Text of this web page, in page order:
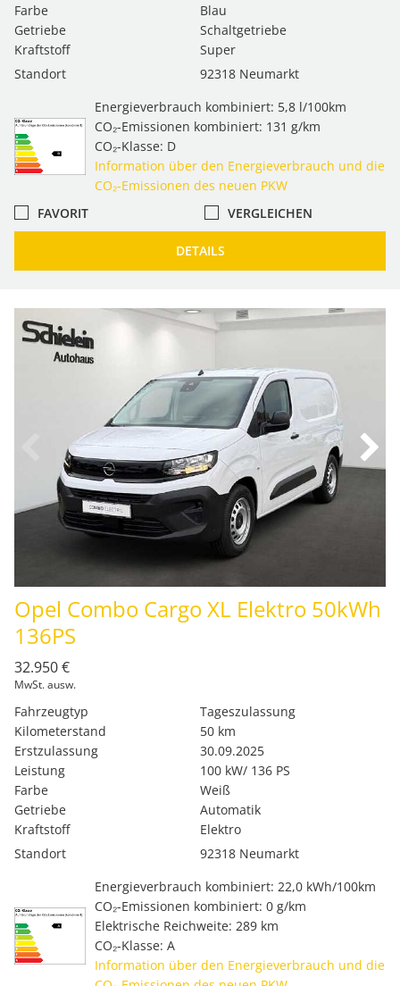
Farbe
Blau
Getriebe
Schaltgetriebe
Kraftstoff
Super
Standort
92318 Neumarkt
Energieverbrauch kombiniert: 5,8 l/100km
CO₂-Emissionen kombiniert: 131 g/km
CO₂-Klasse: D
Information über den Energieverbrauch und die
CO₂-Emissionen des neuen PKW
FAVORIT
VERGLEICHEN
DETAILS
Opel Combo Cargo XL Elektro 50kWh
136PS
32.950 €
MwSt. ausw.
Fahrzeugtyp
Tageszulassung
Kilometerstand
50 km
Erstzulassung
30.09.2025
Leistung
100 kW/ 136 PS
Farbe
Weiß
Getriebe
Automatik
Kraftstoff
Elektro
Standort
92318 Neumarkt
Energieverbrauch kombiniert: 22,0 kWh/100km
CO₂-Emissionen kombiniert: 0 g/km
Elektrische Reichweite: 289 km
CO₂-Klasse: A
Information über den Energieverbrauch und die